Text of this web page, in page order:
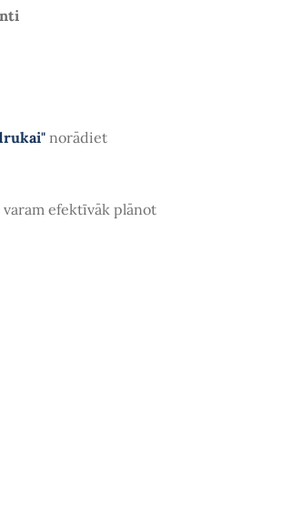
norādiet
varam efektīvāk plānot